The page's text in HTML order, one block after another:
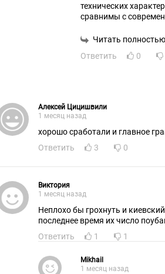
технических характеристик, ни уровень подготовки
сравнимы с
Читать полностью
Ответить
0
Алексей Цицишвили
1 месяц назад
хорошо сработали и главное
Ответить
3 0
Виктория
1 месяц назад
Неплохо бы грохнуть и
последнее время их число
Ответить
1 1
Mikhail
1 месяц назад